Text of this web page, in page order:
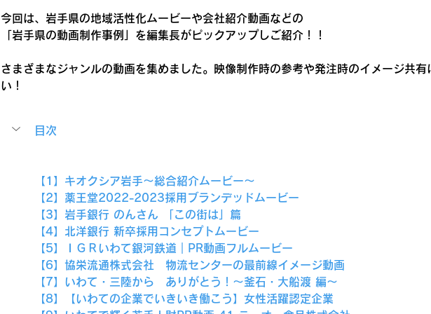
今回は、岩手県の地域活性化ムービーや会社紹介動画などの
「岩手県の動画制作事例」を編集長がピックアップしご紹介！！
さまざまなジャンルの動画を集めました。映像制作時の参考や発注時のイメージ共有
い！
目次
【1】キオクシア岩手～総合紹介ムービー～
【2】薬王堂2022-2023採用ブランデッドムービー
【3】岩手銀行 のんさん 「この街は」篇
【4】北洋銀行 新卒採用コンセプトムービー
【5】ＩＧＲいわて銀河鉄道｜PR動画フルムービー
【6】協栄流通株式会社　物流センターの最前線イメージ動画
【7】いわて・三陸から　ありがとう！～釜石・大船渡 編～
【8】【いわての企業でいきいき働こう】女性活躍認定企業